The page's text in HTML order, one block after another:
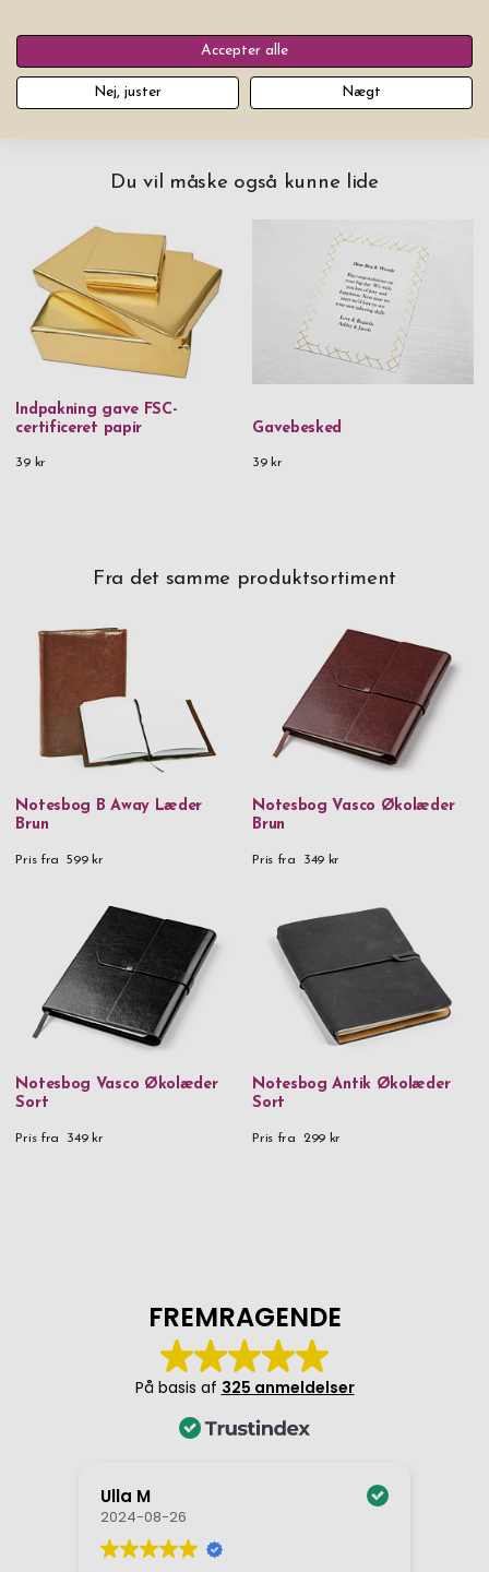
Du vil måske også kunne lide
Indpakning gave FSC-
certificeret papir
39 kr
Gavebesked
39 kr
Fra det samme produktsortiment
Notesbog B Away Læder
Brun
Pris fra 599 kr
Notesbog Vasco Økolæder
Brun
Pris fra 349 kr
Notesbog Vasco Økolæder
Sort
Pris fra 349 kr
Notesbog Antik Økolæder
Sort
Pris fra 299 kr
Accepter alle
Nej, juster Nægt